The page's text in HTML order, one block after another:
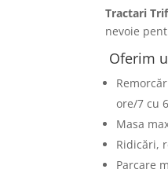
Tractari
nevoie
Oferim
ore/7 cu
Masa
Ridicări,
Parcare